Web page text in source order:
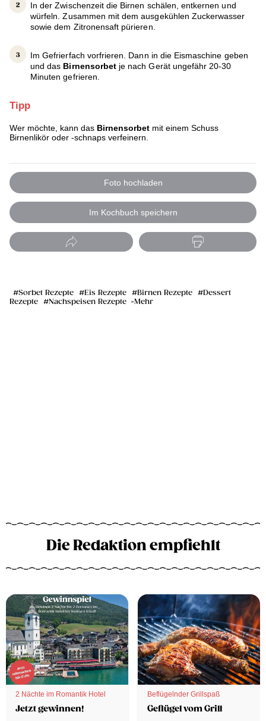
In der Zwischenzeit die Birnen schälen, entkernen und
würfeln. Zusammen mit dem ausgekühlen Zuckerwasser
sowie dem Zitronensaft pürieren.
Im Gefrierfach vorfrieren. Dann in die Eismaschine geben
und das Birnensorbet je nach Gerät ungefähr 20-30
Minuten gefrieren.
Tipp
Wer möchte, kann das Birnensorbet mit einem Schuss
Birnenlikör oder -schnaps verfeinern.
Foto hochladen
Im Kochbuch speichern
Sorbet Rezepte Eis Rezepte Birnen Rezepte
Dessert
Rezepte
Nachspeisen Rezepte Mehr
Die Redaktion empfiehlt
2 Nächte im Romantik Hotel
Jetzt gewinnen!
Beflügelnder Grillspaß
Geflügel vom Grill